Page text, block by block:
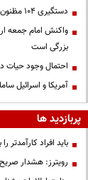
دستگیری ۱۰۴ مظنون طی عملیات‌هایی علیه داعش در ترکیه
واکنش امام جمعه
بزرگی است
احتمال وجود حیات
آمریکا و اسرائیل
پربازدید ها
باید افراد
رویترز: هشدار